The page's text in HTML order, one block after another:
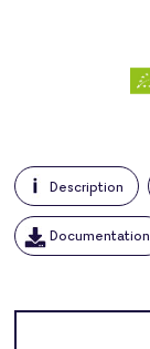
Description
Documentation